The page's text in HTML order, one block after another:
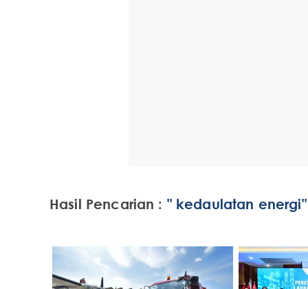
Hasil Pencarian : " kedaulatan energi"